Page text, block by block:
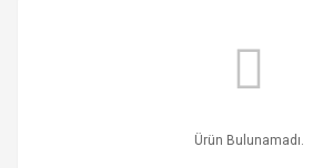
Ürün Bulunamadı.